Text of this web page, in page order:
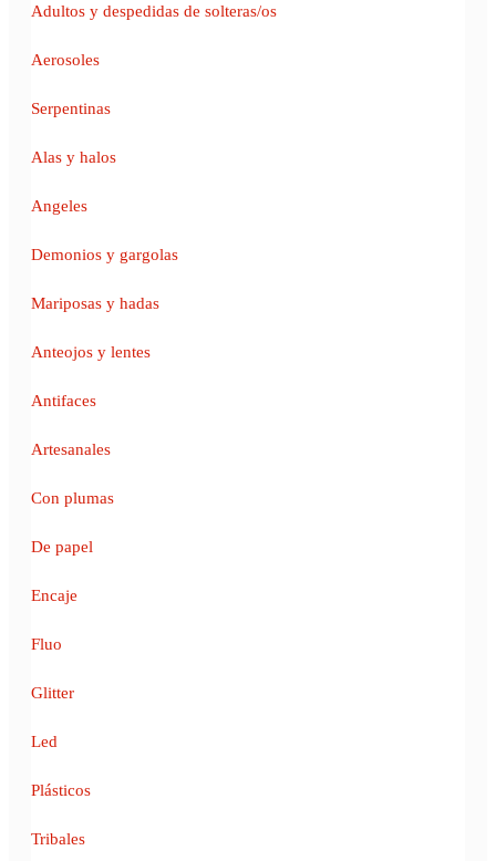
Adultos y despedidas de solteras/os
Aerosoles
Serpentinas
Alas y halos
Angeles
Demonios y gargolas
Mariposas y hadas
Anteojos y lentes
Antifaces
Artesanales
Con plumas
De papel
Encaje
Fluo
Glitter
Led
Plásticos
Tribales